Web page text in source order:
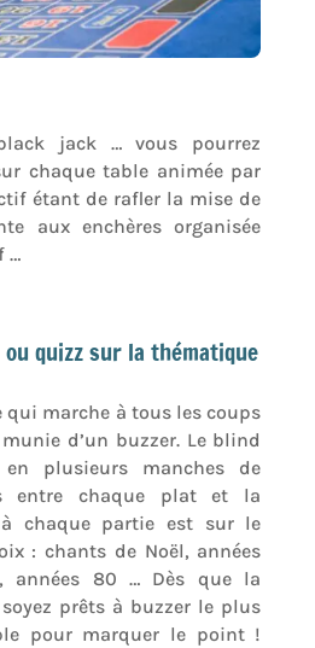
jack … vous pourrez
chaque table animée par
étant de rafler la mise de
aux enchères organisée
…
quizz sur la thématique
qui marche à tous les coups
d’un buzzer. Le blind
plusieurs manches de
entre chaque plat et la
chaque partie est sur le
: chants de Noël, années
années 80 … Dès que la
prêts à buzzer le plus
pour marquer le point !